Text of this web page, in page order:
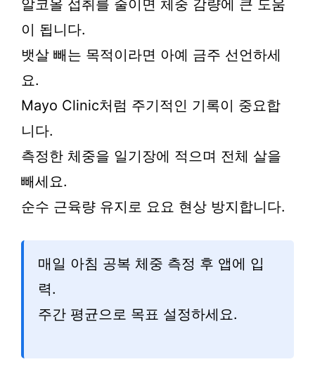
알코올 섭취를 줄이면 체중 감량에 큰 도움
이 됩니다.
뱃살 빼는 목적이라면 아예 금주 선언하세
요.
Mayo Clinic처럼 주기적인 기록이 중요합
니다.
측정한 체중을 일기장에 적으며 전체 살을
빼세요.
순수 근육량 유지로 요요 현상 방지합니다.
매일 아침 공복 체중 측정 후 앱에 입
력.
주간 평균으로 목표 설정하세요.